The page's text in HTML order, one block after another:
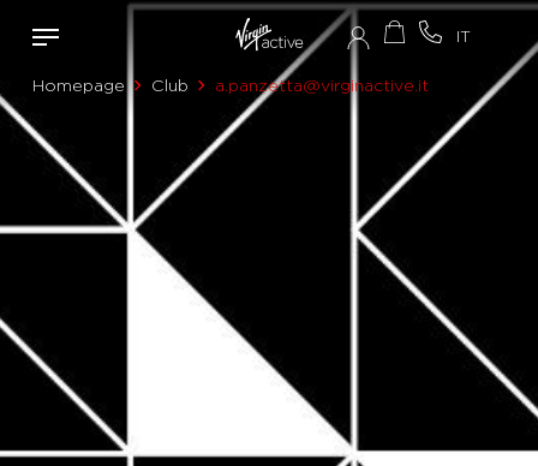
Homepage Club a.panzetta@virginactive.it